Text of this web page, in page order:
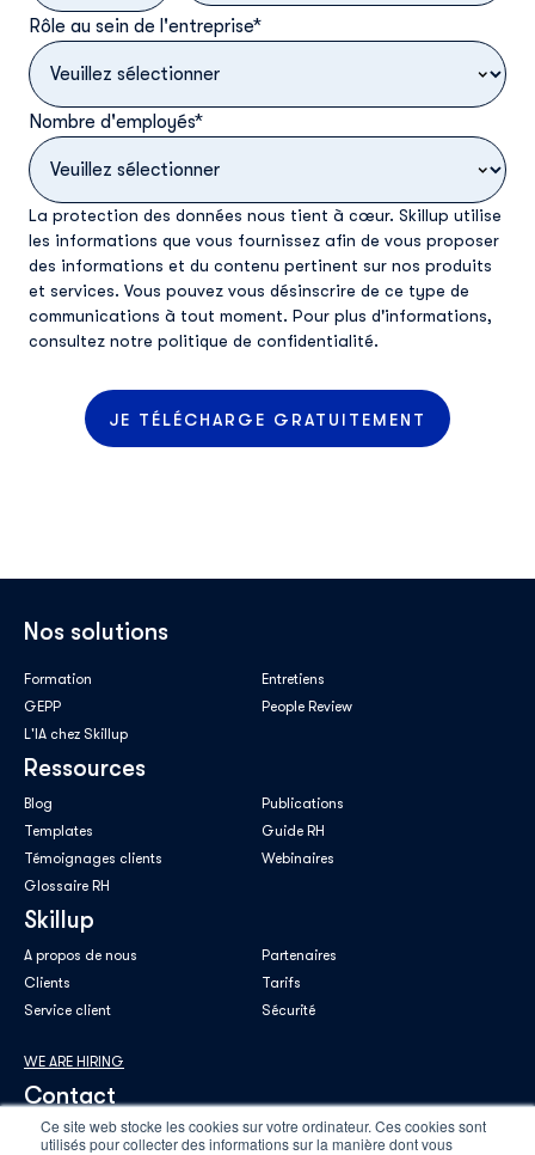
Ce site web stocke les cookies sur votre ordinateur. Ces cookies sont
utilisés pour collecter des informations sur la manière dont vous
Rôle au sein de l'entreprise*
Nombre d'employés*
La protection des données nous tient à cœur. Skillup utilise
les informations que vous fournissez afin de vous proposer
des informations et du contenu pertinent sur nos produits
et services. Vous pouvez vous désinscrire de ce type de
communications à tout moment. Pour plus d'informations,
consultez notre politique de confidentialité.
Nos solutions
Formation
Entretiens
GEPP
People Review
L'IA chez Skillup
Ressources
Blog
Publications
Templates
Guide RH
Témoignages clients
Webinaires
Glossaire RH
Skillup
A propos de nous
Partenaires
Clients
Tarifs
Service client
Sécurité
WE ARE HIRING
Contact